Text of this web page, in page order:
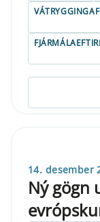
14. desember
Ný gögn